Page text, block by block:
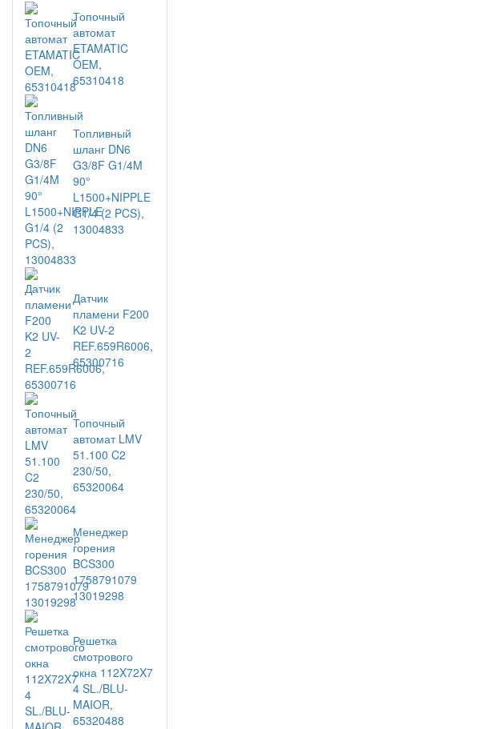
Топочный
автомат
ETAMATIC
OEM,
65310418
Топливный
шланг DN6
G3/8F G1/4M
90°
L1500+NIPPLE
G1/4 (2 PCS),
13004833
Датчик
пламени F200
K2 UV-2
REF.659R6006,
65300716
Топочный
автомат LMV
51.100 C2
230/50,
65320064
Менеджер
горения
BCS300
1758791079
13019298
Решетка
смотрового
окна 112X72X7
4 SL./BLU-
MAIOR,
65320488